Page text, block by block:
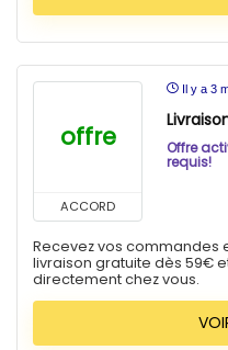
offre
ACCORD
Il y a 3
Offre
requis!
Recevez vos commandes
livraison gratuite dès 59€
directement chez vous.